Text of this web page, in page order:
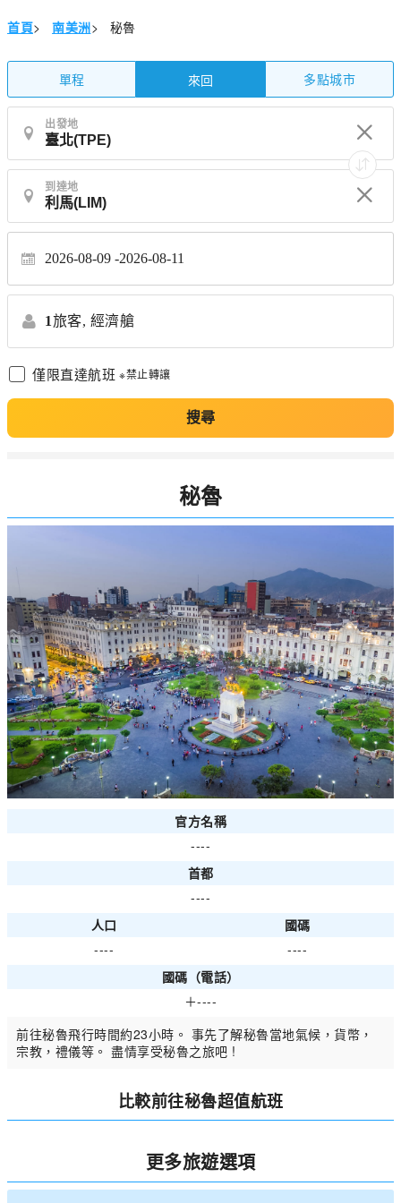
首頁> 南美洲> 秘魯
單程 來回 多點城市
出發地
到達地
2026-08-09 2026-08-11
1旅客, 經濟艙
僅限直達航班 ※禁止轉讓
搜尋
秘魯
官方名稱
----
首都
----
人口
國碼
----
----
國碼（電話）
＋----
前往秘魯飛行時間約23小時。 事先了解秘魯當地氣候，貨幣，
宗教，禮儀等。 盡情享受秘魯之旅吧 !
比較前往秘魯超值航班
更多旅遊選項